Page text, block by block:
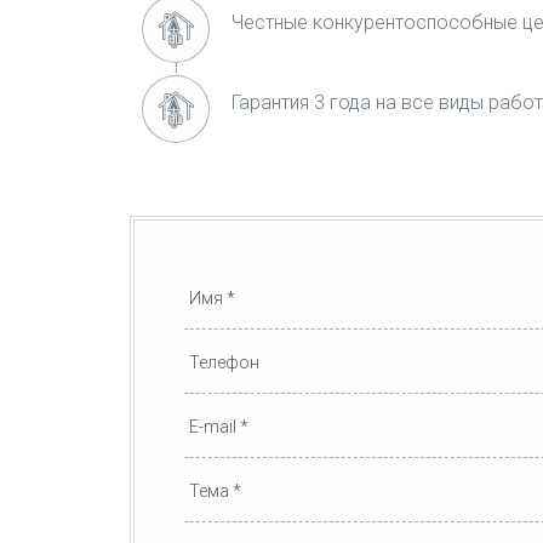
Честные конкурентоспособные
Гарантия 3 года на все виды работ